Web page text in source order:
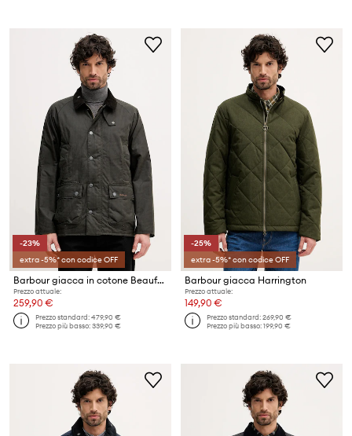
-23%
extra -5%* con codice OFF
Barbour giacca in cotone Beaufort
Prezzo attuale:
259,90 €
Prezzo standard:479,90 €
Prezzo più basso:339,90 €
-25%
extra -5%* con codice OFF
Barbour giacca Harrington
Prezzo attuale:
149,90 €
Prezzo standard:269,90 €
Prezzo più basso:199,90 €